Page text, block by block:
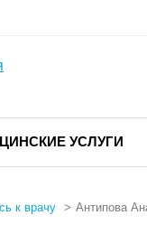
УСЛУГИ
к врачу Антипова